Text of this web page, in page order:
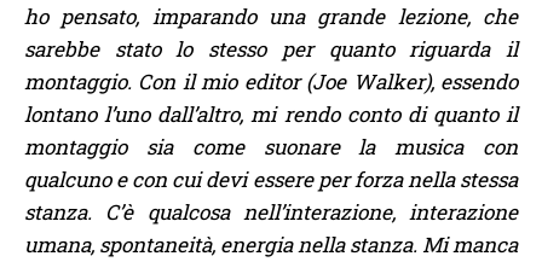
ho pensato, imparando una grande lezione, che
sarebbe stato lo stesso per quanto riguarda il
montaggio. Con il mio editor (Joe Walker), essendo
lontano l’uno dall’altro, mi rendo conto di quanto il
montaggio sia come suonare la musica con
qualcuno e con cui devi essere per forza nella stessa
stanza. C’è qualcosa nell’interazione, interazione
umana, spontaneità, energia nella stanza. Mi manca